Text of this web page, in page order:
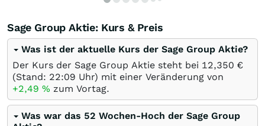
Sage Group Aktie: Kurs & Preis
Was ist der aktuelle Kurs der Sage Group Aktie?
Der Kurs der Sage Group Aktie steht bei 12,350 €
(Stand: 22:09 Uhr) mit einer Veränderung von
+2,49 % zum Vortag.
Was war das 52 Wochen-Hoch der Sage Group